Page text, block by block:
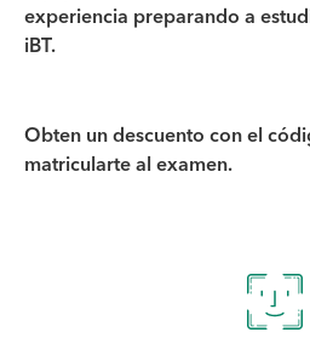
experiencia preparando a
iBT.
Obten un descuento con el
matricularte al examen.